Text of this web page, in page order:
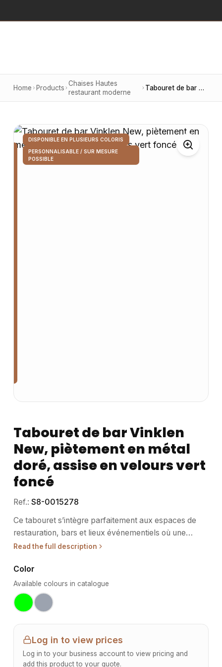
Home Products
Chaises Hautes
restaurant moderne
Tabouret de bar Vinklen New, piètement en métal doré, assise en velours vert foncé
DISPONIBLE EN PLUSIEURS COLORIS
PERSONNALISABLE / SUR MESURE
POSSIBLE
Tabouret de bar Vinklen
New, piètement en métal
doré, assise en velours vert
foncé
Ref.: S8-0015278
Ce tabouret s’intègre parfaitement aux espaces de
restauration, bars et lieux événementiels où une
touche de raffinement est recherchée. • Usage /
(cafés, hôtels, restaurants) ainsi que pour les espaces
événementiels, ce tabouret facilite l’accueil et le
confort des convives. Son design soigné permet une
intégration harmonieuse dans des environnements
professionnels. • Structure / matériaux : Le piètement
en métal, revêtu d’une finition dorée, assure
Read the full description
Color
Available colours in catalogue
Log in to view prices
Log in to your business account to view pricing and
add this product to your quote.